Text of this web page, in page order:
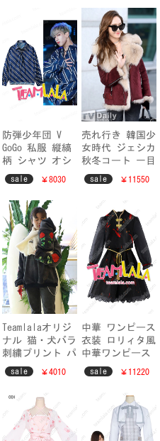
ョン パーカー
防弾少年団 V
GoGo 私服 縦縞
柄 シャツ オシ
ャレ 韓国メンズ
ファッション キ
ム・テヒョン
BTS テテ
sale ￥8030
売れ行き 韓国少
女時代 ジェシカ
秋冬コート 一目
惚れ jessica 防
寒性高い レッド
sale ￥11550
Teamlalaオリジ
ナル 猫・犬バラ
刺繍プリント パ
ーカー洋服衣装
秋冬兼用 上品
ん長袖 オーナー
様とペットペア
ルック服 防寒性
sale ￥4010
中華 ワンピース
衣装 ロリィタ風
中華ワンピース
金魚柄 刺繍 糸
シフォン 透明感
sale ￥11220